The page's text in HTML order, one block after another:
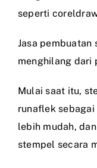
seperti
Jasa
menghilang dari
Mulai saat itu,
runaflek sebagai
lebih mudah,
stempel secara